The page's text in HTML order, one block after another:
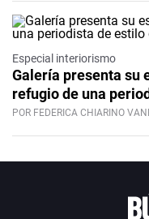
Especial interiorismo
Galería presenta su
refugio de una
POR FEDERICA CHIARINO